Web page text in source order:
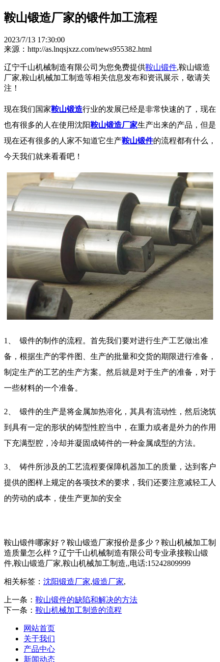
鞍山锻造厂家的锻件加工流程
2023/7/13 17:30:00
来源：http://as.lnqsjxzz.com/news955382.html
辽宁千山机械制造有限公司为您免费提供鞍山锻件,鞍山锻造
厂家,鞍山机械加工制造等相关信息发布和资讯展示，敬请关
注！
现在我们国家鞍山锻造行业的发展已经是非常快速的了，现在
也有很多的人在使用沈阳鞍山锻造厂家生产出来的产品，但是
现在还有很多的人家不知道它生产鞍山锻件的流程都有什么，
今天我们就来看看吧！
1、
锻件的制作的流程。首先我们要对进行生产工艺做出准
备，根据生产的零件图、生产的批量和交货的期限进行准备，
制定生产的工艺的生产方案。然后就是对于生产的准备，对于
一些材料的一个准备。
2、
锻件的生产是将金属加热溶化，其具有流动性，然后浇筑
到具有一定的形状的铸型性腔当中，在重力或者是外力的作用
下充满型腔，冷却并凝固成铸件的一种金属成型的方法。
3、
铸件所涉及的工艺流程要保障机器加工的质量，达到客户
提供的图样上规定的各项技术的要求，我们还要注意减轻工人
的劳动的成本，使生产更加的安全
鞍山锻件哪家好？鞍山锻造厂家报价是多少？鞍山机械加工制
造质量怎么样？辽宁千山机械制造有限公司专业承接鞍山锻
件,鞍山锻造厂家,鞍山机械加工制造,,电话:15242809999
相关标签： 沈阳锻造厂家,锻造厂家,
上一条： 鞍山锻件的缺陷和解决的方法
下一条： 鞍山机械加工制造的流程
网站首页
关于我们
产品中心
新闻动态